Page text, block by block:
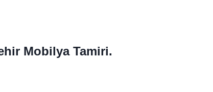
Mobilya Tamiri.